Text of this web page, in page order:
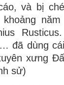
và bị
khoảng
đã dùng
xưng
sử)